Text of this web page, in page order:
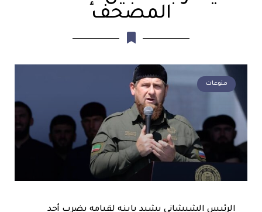
المصحف
منوعات
الرئيس الشيشاني يشيد بابنه لقيامه بضرب أحد